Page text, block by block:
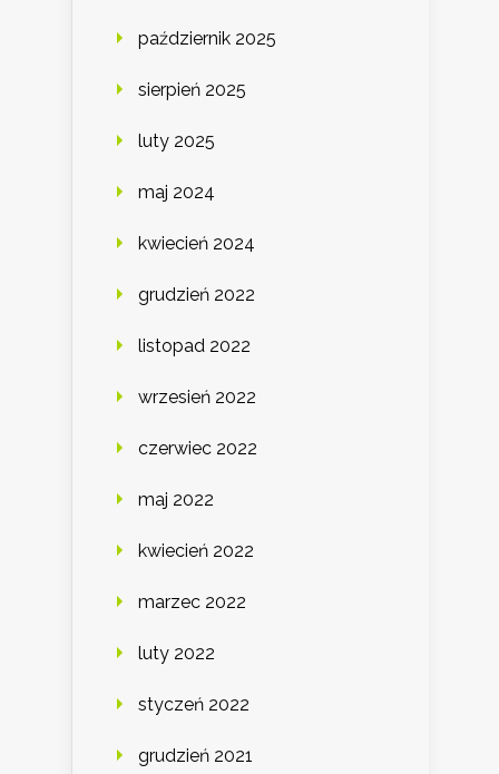
październik 2025
sierpień 2025
luty 2025
maj 2024
kwiecień 2024
grudzień 2022
listopad 2022
wrzesień 2022
czerwiec 2022
maj 2022
kwiecień 2022
marzec 2022
luty 2022
styczeń 2022
grudzień 2021